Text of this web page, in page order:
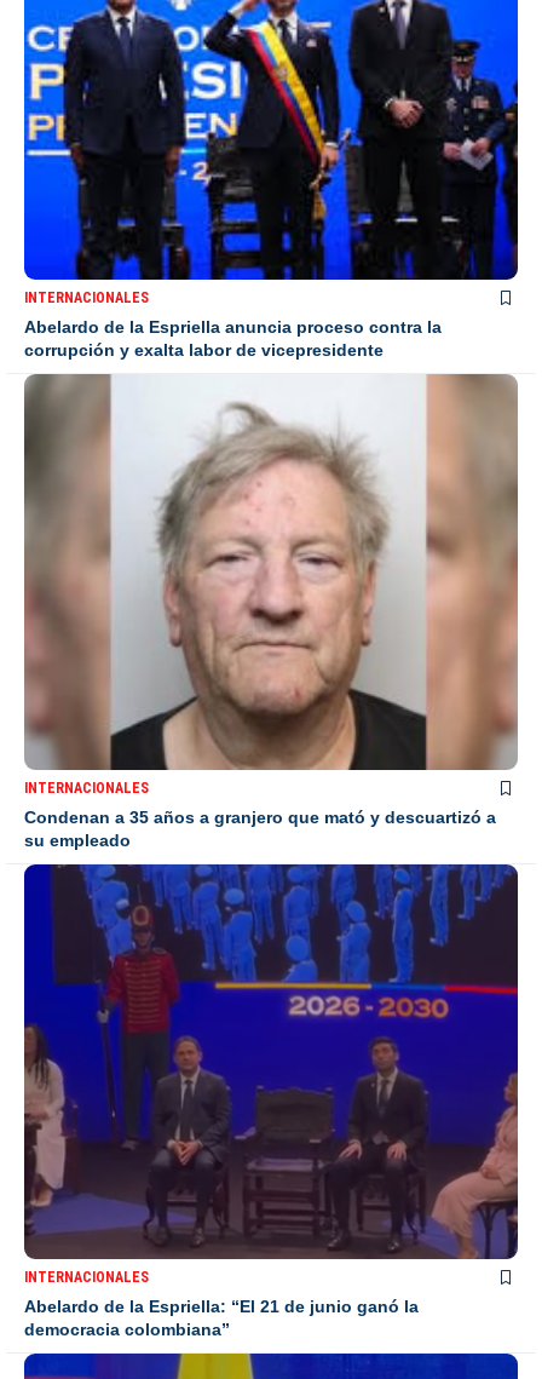
INTERNACIONALES
Abelardo de la Espriella anuncia proceso contra la
corrupción y exalta labor de vicepresidente
INTERNACIONALES
Condenan a 35 años a granjero que mató y descuartizó a
su empleado
INTERNACIONALES
Abelardo de la Espriella: “El 21 de junio ganó la
democracia colombiana”